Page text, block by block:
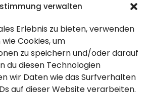
verwalten
Erlebnis zu bieten, verwenden
Cookies, um
zu speichern und/oder darauf
du diesen Technologien
wir Daten wie das Surfverhalten
auf dieser Website verarbeiten.
Über Uns
Kontakt
Impressum
Datenschutz